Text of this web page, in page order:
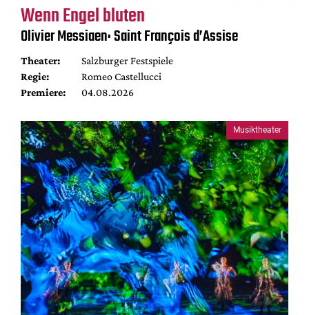
Wenn Engel bluten
Olivier Messiaen: Saint François d’Assise
Theater:
Salzburger Festspiele
Regie:
Romeo Castellucci
Premiere:
04.08.2026
Musiktheater